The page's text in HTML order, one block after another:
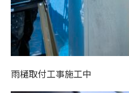
雨樋取付工事施工中